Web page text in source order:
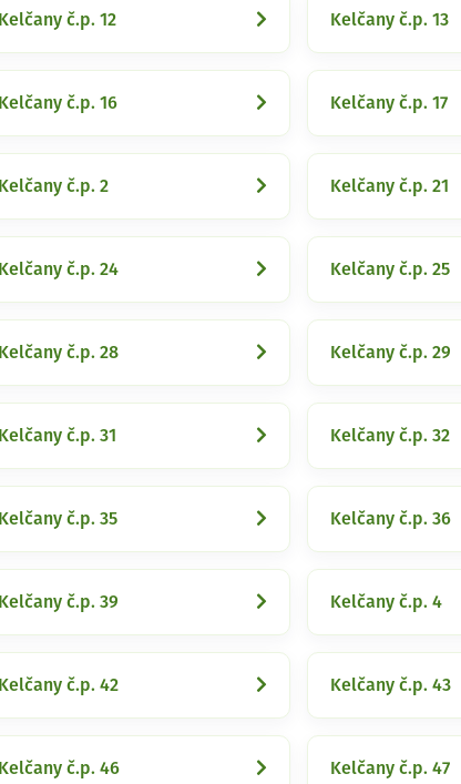
Kelčany č.p. 12 Kelčany č.p. 13
Kelčany č.p. 16 Kelčany č.p. 17
Kelčany č.p. 2 Kelčany č.p. 21
Kelčany č.p. 24 Kelčany č.p. 25
Kelčany č.p. 28 Kelčany č.p. 29
Kelčany č.p. 31 Kelčany č.p. 32
Kelčany č.p. 35 Kelčany č.p. 36
Kelčany č.p. 39 Kelčany č.p. 4
Kelčany č.p. 42 Kelčany č.p. 43
Kelčany č.p. 46 Kelčany č.p. 47